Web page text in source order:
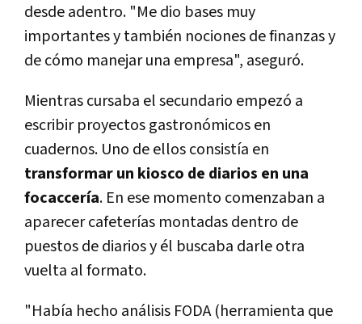
desde adentro. "Me dio bases muy
importantes y también nociones de finanzas y
de cómo manejar una empresa", aseguró.
Mientras cursaba el secundario empezó a
escribir proyectos gastronómicos en
cuadernos. Uno de ellos consistía en
transformar un kiosco de diarios en una
focaccería. En ese momento comenzaban a
aparecer cafeterías montadas dentro de
puestos de diarios y él buscaba darle otra
vuelta al formato.
"Había hecho análisis FODA (herramienta que